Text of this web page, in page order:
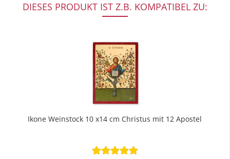
DIESES PRODUKT IST Z.B. KOMPATIBEL ZU:
Ikone Weinstock 10 x14 cm Christus mit 12 Apostel